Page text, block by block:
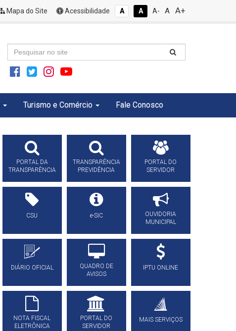
Mapa do Site Acessibilidade A A A- A A+
Turismo e Comércio Fale Conosco
PORTAL DA
TRANSPARÊNCIA
TRANSPARÊNCIA
PREVIDÊNCIA
PORTAL DO
SERVIDOR
CSU e-SIC
OUVIDORIA
MUNICIPAL
DIÁRIO OFICIAL
QUADRO DE
AVISOS
IPTU ONLINE
NOTA FISCAL
ELETRÔNICA
PORTAL DO
SERVIDOR
MAIS SERVIÇOS